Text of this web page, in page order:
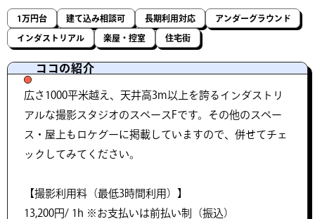
1万円台 建て込み相談可 長期利用対応 アンダーグラウンド
インダストリアル 楽屋・控室 住宅街
ココの紹介
広さ1000平米越え、天井高3m以上を誇るインダストリ
アルな撮影スタジオのスペースFです。その他のスペー
ス・屋上もロケグーに掲載していますので、併せてチェ
ックしてみてください。
【撮影利用料（最低3時間利用）】
13,200円/ 1h ※お支払いは前払い制（振込）